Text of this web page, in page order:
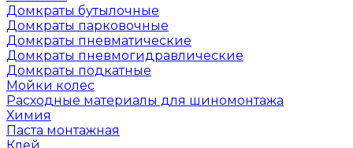
Домкраты бутылочные
Домкраты парковочные
Домкраты пневматические
Домкраты пневмогидравлические
Домкраты подкатные
Мойки колес
Расходные материалы для шиномонтажа
Химия
Паста монтажная